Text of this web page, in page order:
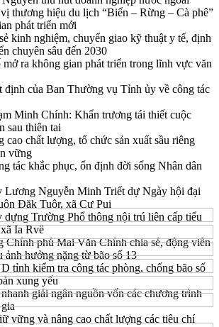
thương hiệu du lịch “Biển – Rừng – Cà phê”
phát triển mới
kinh nghiệm, chuyển giao kỹ thuật y tế, định
chuyên sâu đến 2030
mở ra không gian phát triển trong lĩnh vực văn
định của Ban Thường vụ Tỉnh ủy về công tác
Minh Chính: Khẩn trương tái thiết cuộc
sau thiên tai
cao chất lượng, tổ chức sản xuất sầu riêng
vững
tác khắc phục, ổn định đời sống Nhân dân
Lương Nguyễn Minh Triết dự Ngày hội đại
Đăk Tuôr, xã Cư Pui
Trường Phổ thông nội trú liên cấp tiểu
Ia Rvê
Chính phủ Mai Văn Chính chia sẻ, động viên
ảnh hưởng nặng từ bão số 13
tỉnh kiểm tra công tác phòng, chống bão số
xung yếu
giải ngân nguồn vốn các chương trình
vững và nâng cao chất lượng các tiêu chí